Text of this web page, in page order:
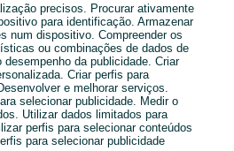
precisos. Procurar ativamente
para identificação. Armazenar
num dispositivo. Compreender os
ou combinações de dados de
da publicidade. Criar
Criar perfis para
e melhorar serviços.
selecionar publicidade. Medir o
Utilizar dados limitados para
perfis para selecionar conteúdos
para selecionar publicidade